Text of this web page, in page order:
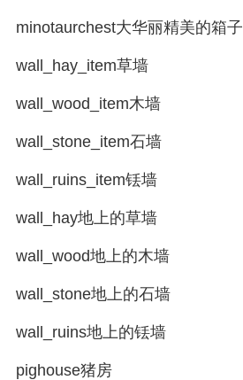
minotaurchest大华丽精美的箱子
wall_hay_item草墙
wall_wood_item木墙
wall_stone_item石墙
wall_ruins_item铥墙
wall_hay地上的草墙
wall_wood地上的木墙
wall_stone地上的石墙
wall_ruins地上的铥墙
pighouse猪房